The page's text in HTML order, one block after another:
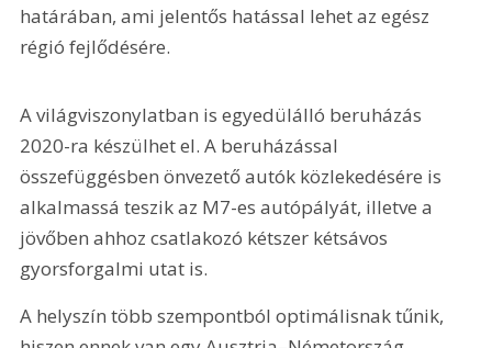
határában, ami jelentős hatással lehet az egész
régió fejlődésére.
A világviszonylatban is egyedülálló beruházás
2020-ra készülhet el. A beruházással
összefüggésben önvezető autók közlekedésére is
alkalmassá teszik az M7-es autópályát, illetve a
jövőben ahhoz csatlakozó kétszer kétsávos
gyorsforgalmi utat is.
A helyszín több szempontból optimálisnak tűnik,